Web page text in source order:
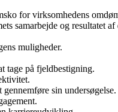
for virksomhedens
samarbejde og resultatet af
muligheder.
tage på fjeldbestigning.
sin undersøgelse.